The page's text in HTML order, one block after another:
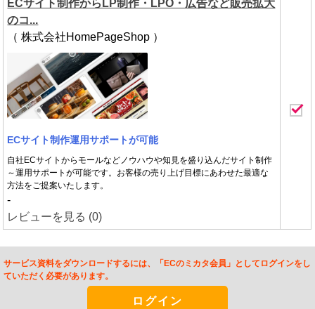
ECサイト制作からLP制作・LPO・広告など販売拡大
のコ...
（ 株式会社HomePageShop ）
ECサイト制作運用サポートが可能
自社ECサイトからモールなどノウハウや知見を盛り込んだサイト制作
～運用サポートが可能です。お客様の売り上げ⽬標にあわせた最適な
⽅法をご提案いたします。
-
レビューを見る (0)
サービス資料をダウンロードするには、「ECのミカタ会員」としてログインをし
ていただく必要があります。
ログイン